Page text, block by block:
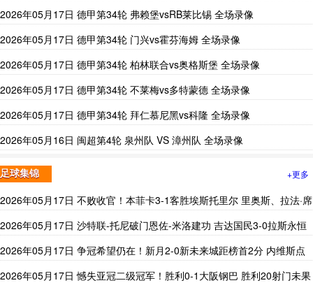
2026年05月17日 德甲第34轮 弗赖堡vsRB莱比锡 全场录像
2026年05月17日 德甲第34轮 门兴vs霍芬海姆 全场录像
2026年05月17日 德甲第34轮 柏林联合vs奥格斯堡 全场录像
2026年05月17日 德甲第34轮 不莱梅vs多特蒙德 全场录像
2026年05月17日 德甲第34轮 拜仁慕尼黑vs科隆 全场录像
2026年05月16日 闽超第4轮 泉州队 VS 漳州队 全场录像
足球集锦 +更多
2026年05月17日 不败收官！本菲卡3-1客胜埃斯托里尔 里奥斯、拉法·席
尔瓦破门
2026年05月17日 沙特联-托尼破门恩佐-米洛建功 吉达国民3-0拉斯永恒
2026年05月17日 争冠希望仍在！新月2-0新未来城距榜首2分 内维斯点
射曼达什建功
2026年05月17日 憾失亚冠二级冠军！胜利0-1大阪钢巴 胜利20射门未果